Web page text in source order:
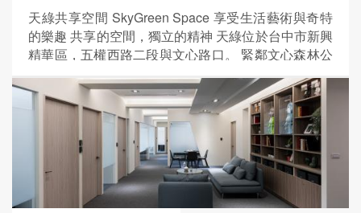
天綠共享空間 SkyGreen Space 享受生活藝術與奇特
的樂趣 共享的空間，獨立的精神 天綠位於台中市新興
精華區，五權西路二段與文心路口。 緊鄰文心森林公
中，依然保有喘息的空間。